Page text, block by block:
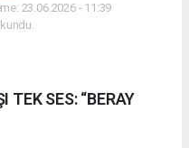
23.06.2026 - 11:39
TEK SES: “BERAY